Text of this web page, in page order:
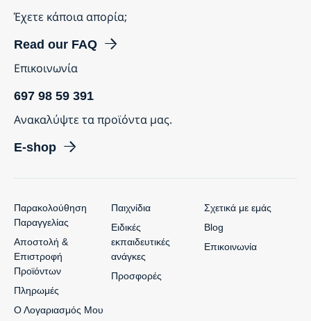
Έχετε κάποια απορία;
Read our FAQ
Επικοινωνία
697 98 59 391
Ανακαλύψτε τα προϊόντα μας.
E-shop
Σχετικά με εμάς
Blog
Επικοινωνία
Παιχνίδια
Ειδικές
εκπαιδευτικές
ανάγκες
Προσφορές
Παρακολούθηση
Παραγγελίας
Αποστολή &
Επιστροφή
Προϊόντων
Πληρωμές
Ο Λογαριασμός Μου